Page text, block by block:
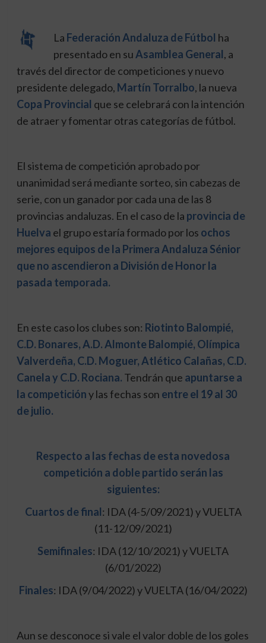
La Federación Andaluza de Fútbol ha
presentado en suAsamblea General, a
través del director de competiciones y nuevo
presidente delegado, Martín Torralbo, la nueva
Copa Provincial que se celebrará con la intención
de atraer y fomentar otras categorías de fútbol.
El sistema de competición aprobado por
unanimidad será mediante sorteo, sin cabezas de
serie, con un ganador por cada una de las 8
provincias andaluzas. En el caso de la provincia de
Huelva el grupo estaría formado por los ochos
mejores equipos de la Primera Andaluza Sénior
que no ascendieron a División de Honor la
pasada temporada.
En este caso los clubes son: Riotinto Balompié,
C.D. Bonares, A.D. Almonte Balompié, Olímpica
Valverdeña, C.D. Moguer, Atlético Calañas, C.D.
Canela y C.D. Rociana. Tendrán que apuntarse a
la competicióny las fechas son entre el 19 al 30
de julio.
Respecto a las fechas de esta novedosa
competición a doble partido serán las
siguientes:
Cuartos de final: IDA (4-5/09/2021) y VUELTA
(11-12/09/2021)
Semifinales: IDA (12/10/2021) y VUELTA
(6/01/2022)
Finales: IDA (9/04/2022) y VUELTA (16/04/2022)
Aun se desconoce si vale el valor doble de los goles